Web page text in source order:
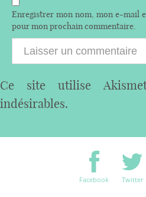
Enregistrer mon nom, mon e-mail
pour mon prochain commentaire.
Ce site utilise
indésirables.
Facebook Twitter